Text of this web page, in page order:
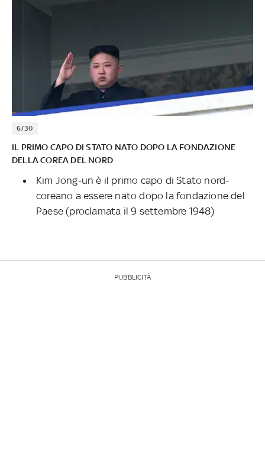
6/30
IL PRIMO CAPO DI STATO NATO DOPO LA FONDAZIONE
DELLA COREA DEL NORD
Kim Jong-un è il primo capo di Stato nord-
coreano a essere nato dopo la fondazione del
Paese (proclamata il 9 settembre 1948)
PUBBLICITÀ